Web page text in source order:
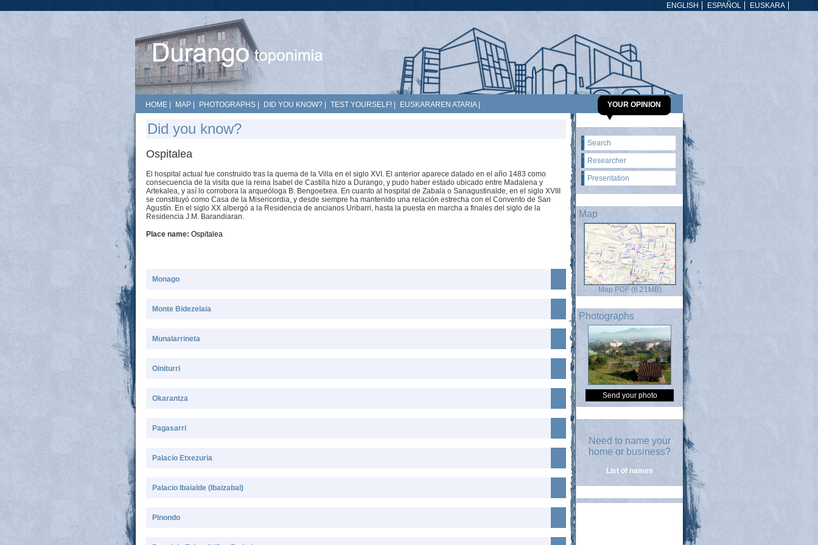
EUSKARA
ESPAÑOL
ENGLISH
HOME MAP PHOTOGRAPHS DID YOU KNOW? TEST YOURSELF! EUSKARAREN ATARIA| YOUR OPINION
Did you know?
Ospitalea
El hospital actual fue construido tras la quema de la Villa en el siglo XVI. El anterior aparece datado en el año 1483 como
consecuencia de la visita que la reina Isabel de Castilla hizo a Durango, y pudo haber estado ubicado entre Madalena y
Artekalea, y así lo corrobora la arqueóloga B. Bengoetxea. En cuanto al hospital de Zabala o Sanagustinalde, en el siglo XVIII
se constituyó como Casa de la Misericordia, y desde siempre ha mantenido una relación estrecha con el Convento de San
Agustín. En el siglo XX albergó a la Residencia de ancianos Uribarri, hasta la puesta en marcha a finales del siglo de la
Residencia J.M. Barandiaran.
Place name: Ospitalea
Monago
Monte Bidezelaia
Munalarrineta
Oiniturri
Okarantza
Pagasarri
Palacio Etxezuria
Palacio Ibaialde (Ibaizabal)
Pinondo
Search
Researcher
Presentation
Map
Map PDF (6.21MB)
Photographs
Send your photo
Need to name your
home or business?
List of names